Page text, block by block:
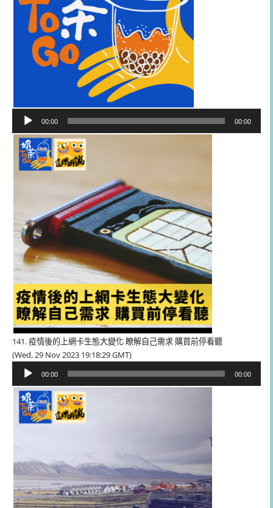
播
器
00:00 00:00
141. 疫情後的上網卡生態大變化 瞭解自己需求 購買前停看聽
(Wed, 29 Nov 2023 19:18:29 GMT)
播
器
00:00 00:00